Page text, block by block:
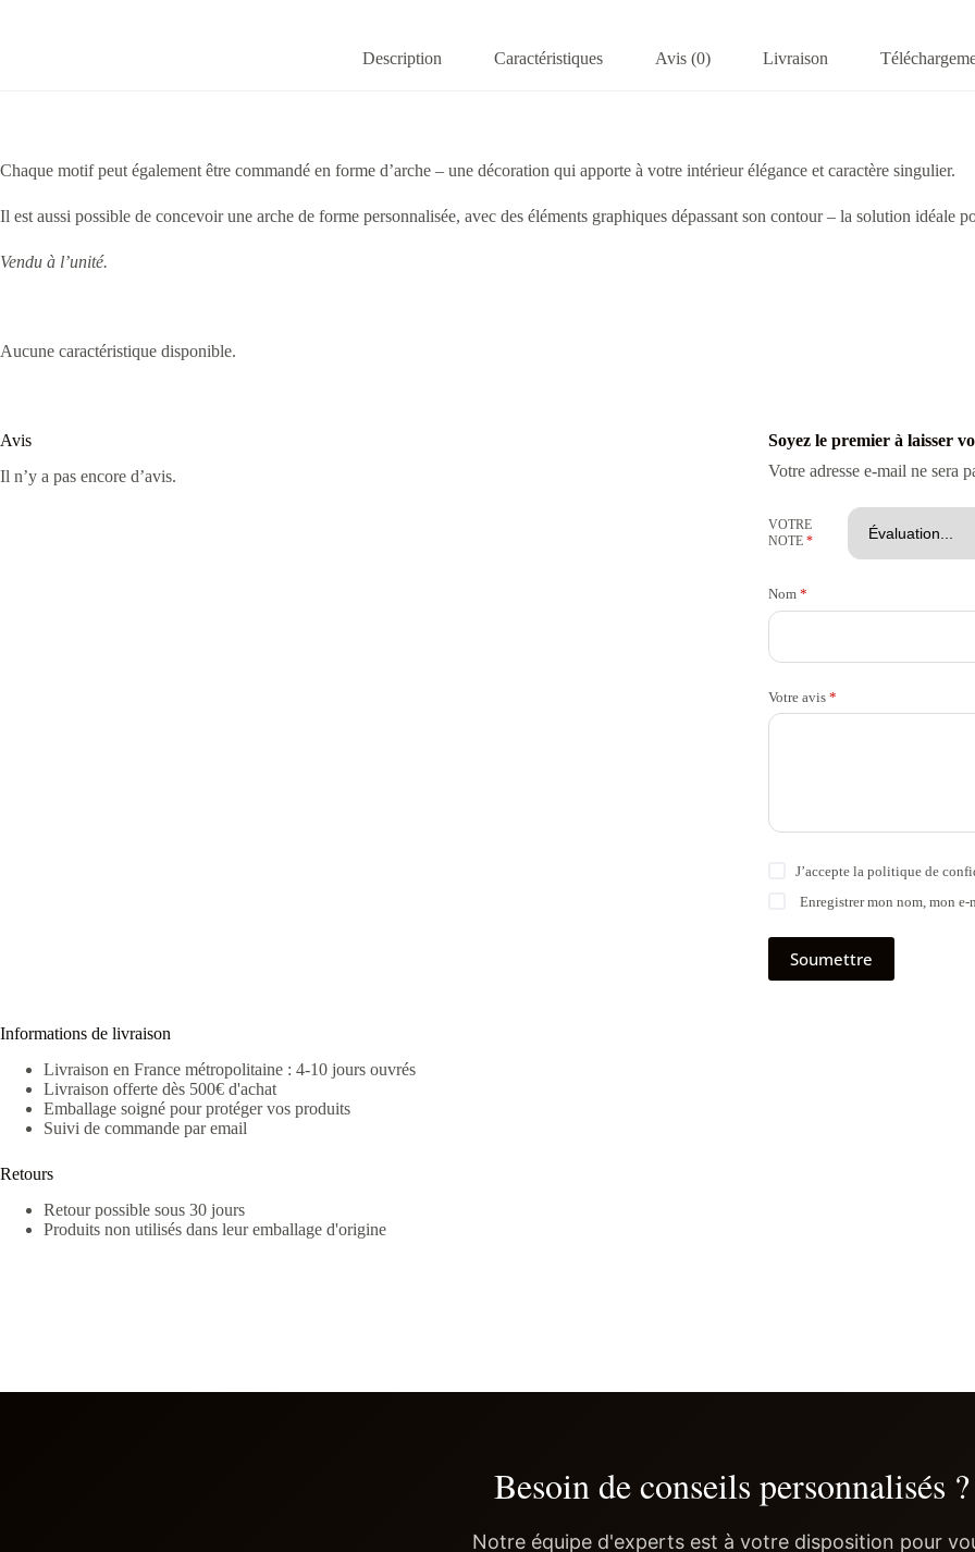
Description Caractéristiques Avis (0) Livraison
Chaque motif peut également être commandé en forme d’arche – une décoration qui apporte à votre intérieur élégance et caractère singulier.
Il est aussi possible de concevoir une arche de forme personnalisée, avec des éléments graphiques dépassant son contour – la solution idéale
Vendu à l’unité.
Aucune caractéristique disponible.
Avis
Il n’y a pas encore d’avis.
Soyez le premier à laisser
Votre adresse e-mail ne sera
VOTRE
NOTE *
Nom*
Votre avis *
J’accepte lapolitique de
Enregistrer mon nom, mon
Soumettre
Informations de livraison
Livraison en France métropolitaine : 4-10 jours ouvrés
Livraison offerte dès 500€ d'achat
Emballage soigné pour protéger vos produits
Suivi de commande par email
Retours
Retour possible sous 30 jours
Produits non utilisés dans leur emballage d'origine
Besoin de conseils personnalisés ?
Notre équipe d'experts est à votre disposition pour